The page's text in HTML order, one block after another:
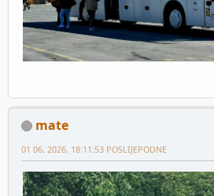
mate
01 06, 2026, 18:11:53 POSLIJEPODNE